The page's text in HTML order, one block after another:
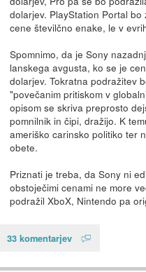
dolarjev. PlayStation Portal
cene številčno enake, le v
Spomnimo, da je Sony
lanskega avgusta, ko se je
dolarjev. Tokratna podražitev
"povečanim pritiskom v
opisom se skriva preprosto
pomnilnik in čipi, dražijo. K
ameriško carinsko politiko ter
obete.
Priznati je treba, da Sony ni
obstoječimi cenami ne more
podražil XboX, Nintendo pa
33 komentarjev